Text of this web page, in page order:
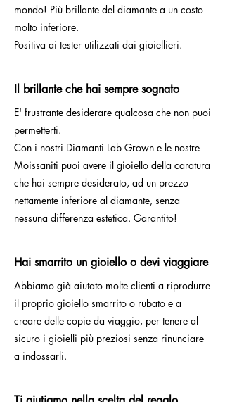
mondo! Più brillante del diamante a un costo
molto inferiore.
Positiva ai tester utilizzati dai gioiellieri.
Il brillante che hai sempre sognato
E' frustrante desiderare qualcosa che non puoi
permetterti.
Con i nostri Diamanti Lab Grown e le nostre
Moissaniti puoi avere il gioiello della caratura
che hai sempre desiderato, ad un prezzo
nettamente inferiore al diamante, senza
nessuna differenza estetica. Garantito!
Hai smarrito un gioiello o devi viaggiare
Abbiamo già aiutato molte clienti a riprodurre
il proprio gioiello smarrito o rubato e a
creare delle copie da viaggio, per tenere al
sicuro i gioielli più preziosi senza rinunciare
a indossarli.